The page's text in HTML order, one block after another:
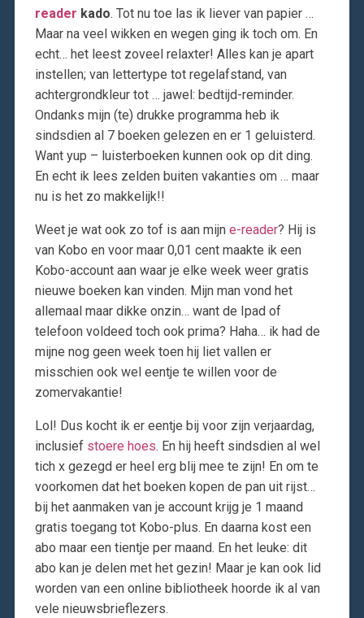
reader kado. Tot nu toe las ik liever van papier …
Maar na veel wikken en wegen ging ik toch om. En
echt… het leest zoveel relaxter! Alles kan je apart
instellen; van lettertype tot regelafstand, van
achtergrondkleur tot … jawel: bedtijd-reminder.
Ondanks mijn (te) drukke programma heb ik
sindsdien al 7 boeken gelezen en er 1 geluisterd.
Want yup – luisterboeken kunnen ook op dit ding.
En echt ik lees zelden buiten vakanties om … maar
nu is het zo makkelijk!!
Weet je wat ook zo tof is aan mijn e-reader? Hij is
van Kobo en voor maar 0,01 cent maakte ik een
Kobo-account aan waar je elke week weer gratis
nieuwe boeken kan vinden. Mijn man vond het
allemaal maar dikke onzin… want de Ipad of
telefoon voldeed toch ook prima? Haha… ik had de
mijne nog geen week toen hij liet vallen er
misschien ook wel eentje te willen voor de
zomervakantie!
Lol! Dus kocht ik er eentje bij voor zijn verjaardag,
inclusief stoere hoes. En hij heeft sindsdien al wel
tich x gezegd er heel erg blij mee te zijn! En om te
voorkomen dat het boeken kopen de pan uit rijst…
bij het aanmaken van je account krijg je 1 maand
gratis toegang tot Kobo-plus. En daarna kost een
abo maar een tientje per maand. En het leuke: dit
abo kan je delen met het gezin! Maar je kan ook lid
worden van een online bibliotheek hoorde ik al van
vele nieuwsbrieflezers.